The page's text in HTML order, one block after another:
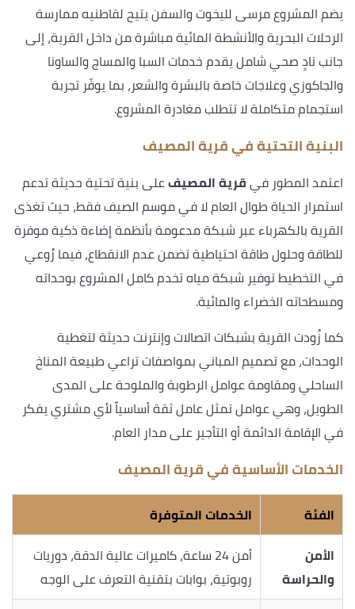
يضم المشروع مرسى لليخوت والسفن يتيح لقاطنيه ممارسة
الرحلات البحرية والأنشطة المائية مباشرة من داخل القرية، إلى
جانب نادٍ صحي شامل يقدم خدمات السبا والمساج والساونا
والجاكوزي وعلاجات خاصة بالبشرة والشعر، بما يوفّر تجربة
استجمام متكاملة لا تتطلب مغادرة المشروع.
البنية التحتية في قرية المصيف
اعتمد المطور فيقرية المصيفعلى بنية تحتية حديثة تدعم
استمرار الحياة طوال العام لا في موسم الصيف فقط، حيث تغذى
القرية بالكهرباء عبر شبكة مدعومة بأنظمة إضاءة ذكية موفرة
للطاقة وحلول طاقة احتياطية تضمن عدم الانقطاع، فيما رُوعي
في التخطيط توفير شبكة مياه تخدم كامل المشروع بوحداته
ومسطحاته الخضراء والمائية.
كما زُودت القرية بشبكات اتصالات وإنترنت حديثة لتغطية
الوحدات، مع تصميم المباني بمواصفات تراعي طبيعة المناخ
الساحلي ومقاومة عوامل الرطوبة والملوحة على المدى
الطويل، وهي عوامل تمثل عامل ثقة أساسياً لأي مشتري يفكر
في الإقامة الدائمة أو التأجير على مدار العام.
الخدمات الأساسية في قرية المصيف
الفئة
الخدمات المتوفرة
الأمن
والحراسة
أمن 24 ساعة، كاميرات عالية الدقة، دوريات
روبوتية، بوابات بتقنية التعرف على الوجه